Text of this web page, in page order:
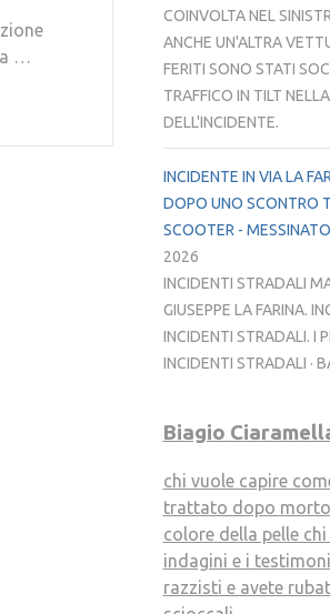
…
COINVOLTA NEL
ANCHE UN'ALTRA
FERITI SONO STATI
TRAFFICO IN TILT
DELL'INCIDENTE.
INCIDENTE IN VIA LA
DOPO UNO SCONTRO
SCOOTER -
2026
INCIDENTI STRADALI
GIUSEPPE LA FARINA.
INCIDENTI STRADALI. I
INCIDENTI STRADALI ·
Biagio
chi vuole capire
trattato dopo
colore della pelle
indagini e i
razzisti e avete